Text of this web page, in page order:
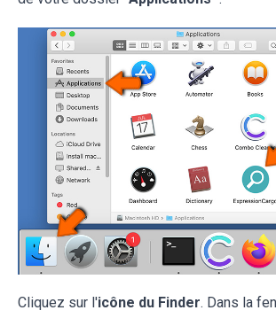
Cliquez sur l'icône du Finder. Dans la